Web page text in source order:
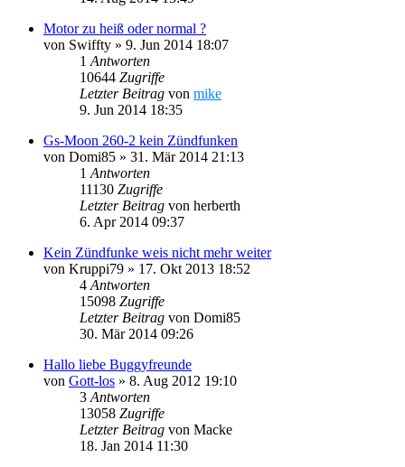
Motor zu heiß oder normal ?
von Swiffty » 9. Jun 2014 18:07
1 Antworten
10644 Zugriffe
Letzter Beitrag von mike
9. Jun 2014 18:35
Gs-Moon 260-2 kein Zündfunken
von Domi85 » 31. Mär 2014 21:13
1 Antworten
11130 Zugriffe
Letzter Beitrag von herberth
6. Apr 2014 09:37
Kein Zündfunke weis nicht mehr weiter
von Kruppi79 » 17. Okt 2013 18:52
4 Antworten
15098 Zugriffe
Letzter Beitrag von Domi85
30. Mär 2014 09:26
Hallo liebe Buggyfreunde
von Gott-los » 8. Aug 2012 19:10
3 Antworten
13058 Zugriffe
Letzter Beitrag von Macke
18. Jan 2014 11:30